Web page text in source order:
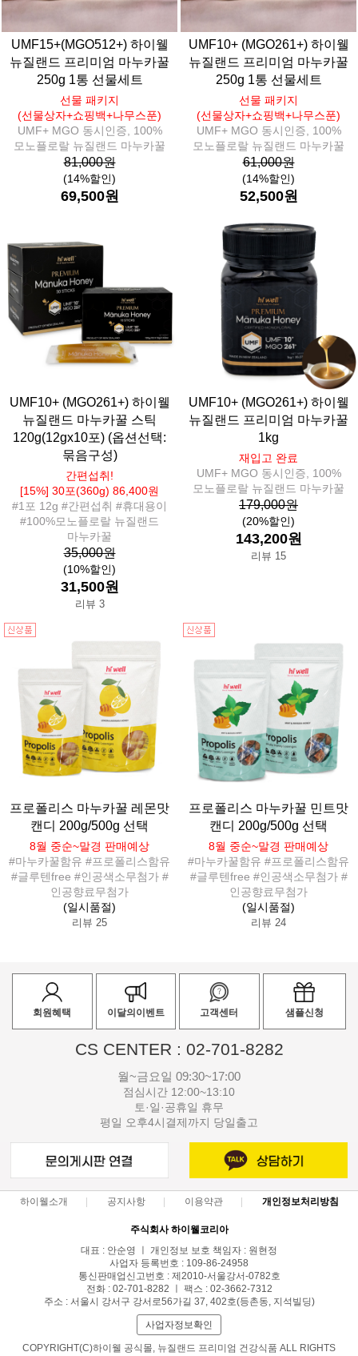
UMF15+(MGO512+) 하이웰
뉴질랜드 프리미엄 마누카꿀
250g 1통 선물세트
선물 패키지
(선물상자+쇼핑백+나무스푼)
UMF+ MGO 동시인증, 100%
모노플로랄 뉴질랜드 마누카꿀
81,000원
(14%할인)
69,500원
UMF10+ (MGO261+) 하이웰
뉴질랜드 프리미엄 마누카꿀
250g 1통 선물세트
선물 패키지
(선물상자+쇼핑백+나무스푼)
UMF+ MGO 동시인증, 100%
모노플로랄 뉴질랜드 마누카꿀
61,000원
(14%할인)
52,500원
UMF10+ (MGO261+) 하이웰
뉴질랜드 마누카꿀 스틱
120g(12gx10포) (옵션선택:
묶음구성)
간편섭취!
[15%] 30포(360g) 86,400원
#1포 12g #간편섭취 #휴대용이
#100%모노플로랄 뉴질랜드
마누카꿀
35,000원
(10%할인)
31,500원
리뷰 3
UMF10+ (MGO261+) 하이웰
뉴질랜드 프리미엄 마누카꿀
1kg
재입고 완료
UMF+ MGO 동시인증, 100%
모노플로랄 뉴질랜드 마누카꿀
179,000원
(20%할인)
143,200원
리뷰 15
프로폴리스 마누카꿀 레몬맛
캔디 200g/500g 선택
8월 중순~말경 판매예상
#마누카꿀함유 #프로폴리스함유
#글루텐free #인공색소무첨가 #
인공향료무첨가
(일시품절)
리뷰 25
프로폴리스 마누카꿀 민트맛
캔디 200g/500g 선택
8월 중순~말경 판매예상
#마누카꿀함유 #프로폴리스함유
#글루텐free #인공색소무첨가 #
인공향료무첨가
(일시품절)
리뷰 24
회원혜택 이달의이벤트 고객센터 샘플신청
CS CENTER : 02-701-8282
월~금요일 09:30~17:00
점심시간 12:00~13:10
토·일·공휴일 휴무
평일 오후4시결제까지 당일출고
하이웰소개 공지사항 이용약관 개인정보처리방침
주식회사 하이웰코리아
대표 : 안순영 ㅣ 개인정보 보호 책임자 : 원현정
사업자 등록번호 : 109-86-24958
통신판매업신고번호 : 제2010-서울강서-0782호
전화 : 02-701-8282 ㅣ 팩스 : 02-3662-7312
주소 : 서울시 강서구 강서로56가길 37, 402호(등촌동, 지석빌딩)
사업자정보확인
COPYRIGHT(C)하이웰 공식몰, 뉴질랜드 프리미엄 건강식품 ALL RIGHTS